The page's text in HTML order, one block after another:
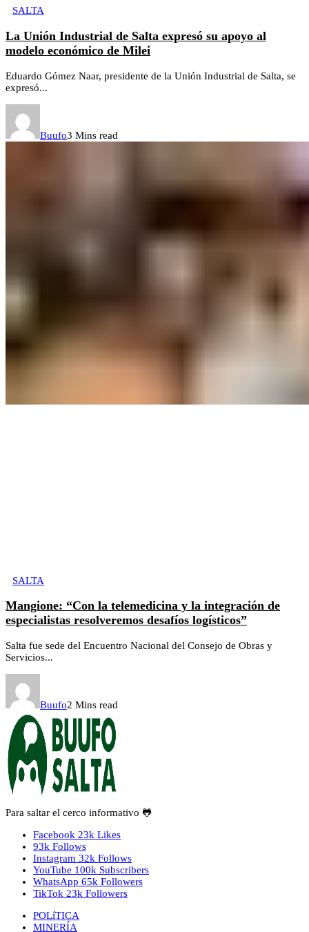
SALTA
La Unión Industrial de Salta expresó su apoyo al
modelo económico de Milei
Eduardo Gómez Naar, presidente de la Unión Industrial de Salta, se
expresó...
Buufo3 Mins read
SALTA
Mangione: “Con la telemedicina y la integración de
especialistas resolveremos desafíos logísticos”
Salta fue sede del Encuentro Nacional del Consejo de Obras y
Servicios...
Buufo2 Mins read
Para saltar el cerco informativo 🐸
Facebook 23k Likes
93k Follows
Instagram 32k Follows
YouTube 100k Subscribers
WhatsApp 65k Followers
TikTok 23k Followers
POLíTICA
MINERÍA